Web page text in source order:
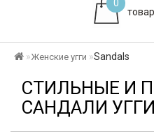
0
Женские угги Sandals
СТИЛЬНЫЕ И
САНДАЛИ